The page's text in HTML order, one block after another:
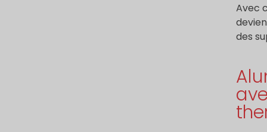
Avec
des